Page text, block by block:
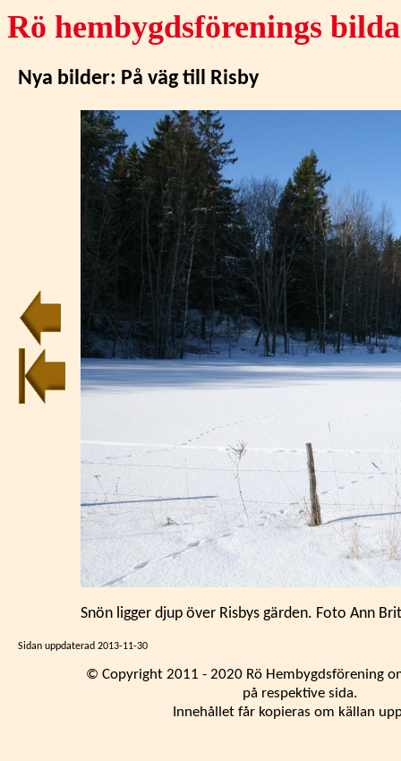
Rö hembygdsförenings
Nya bilder: På väg till Risby
Snön ligger djup över Risbys gärden. Foto Ann
Sidan uppdaterad 2013-11-30
© Copyright 2011 - 2020 Rö Hembygdsförening
på respektive sida.
Innehållet får kopieras om källan